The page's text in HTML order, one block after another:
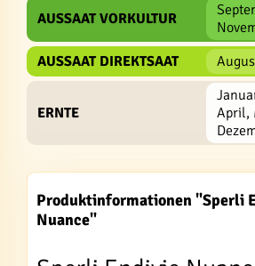
AUSSAAT VORKULTUR
AUSSAAT DIREKTSAAT
ERNTE
April,
Produktinformationen "Sperli
Nuance"